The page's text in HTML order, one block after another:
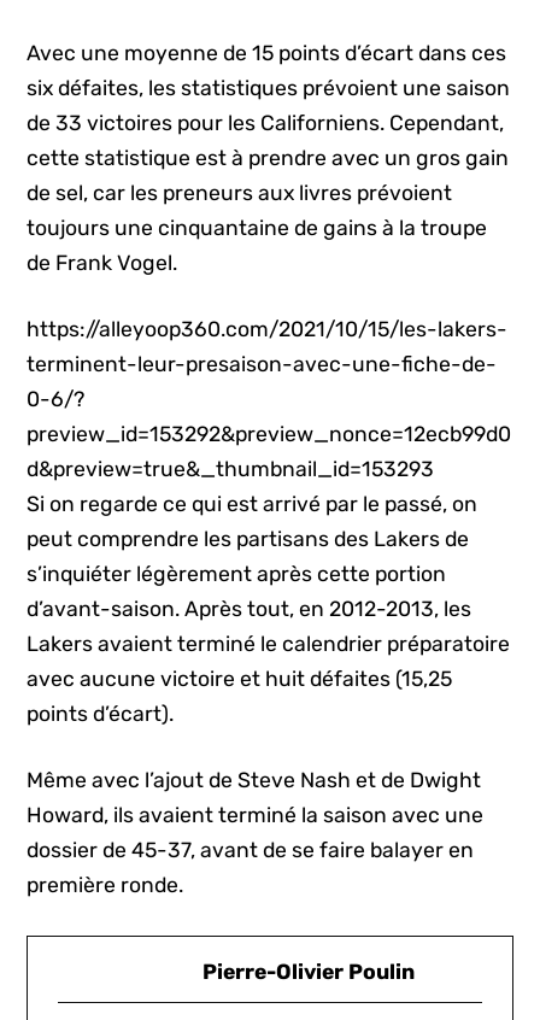
Avec une moyenne de 15 points d’écart dans ces
six défaites, les statistiques prévoient une saison
de 33 victoires pour les Californiens. Cependant,
cette statistique est à prendre avec un gros gain
de sel, car les preneurs aux livres prévoient
toujours une cinquantaine de gains à la troupe
de Frank Vogel.
https://alleyoop360.com/2021/10/15/les-lakers-
terminent-leur-presaison-avec-une-fiche-de-
0-6/?
preview_id=153292&preview_nonce=12ecb99d0
d&preview=true&_thumbnail_id=153293
Si on regarde ce qui est arrivé par le passé, on
peut comprendre les partisans des Lakers de
s’inquiéter légèrement après cette portion
d’avant-saison. Après tout, en 2012-2013, les
Lakers avaient terminé le calendrier préparatoire
avec aucune victoire et huit défaites (15,25
points d’écart).
Même avec l’ajout de Steve Nash et de Dwight
Howard, ils avaient terminé la saison avec une
dossier de 45-37, avant de se faire balayer en
première ronde.
Pierre-Olivier Poulin